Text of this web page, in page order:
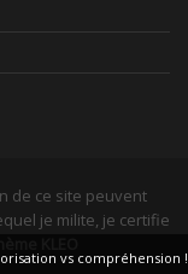
vs compréhension !
de ce site peuvent
je milite, je certifie